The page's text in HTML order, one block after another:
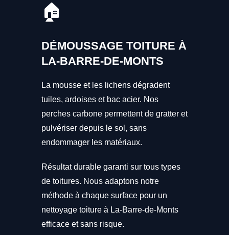
🏠
DÉMOUSSAGE TOITURE À
LA-BARRE-DE-MONTS
La mousse et les lichens dégradent
tuiles, ardoises et bac acier. Nos
perches carbone permettent de gratter et
pulvériser depuis le sol, sans
endommager les matériaux.
Résultat durable garanti sur tous types
de toitures. Nous adaptons notre
méthode à chaque surface pour un
nettoyage toiture à La-Barre-de-Monts
efficace et sans risque.